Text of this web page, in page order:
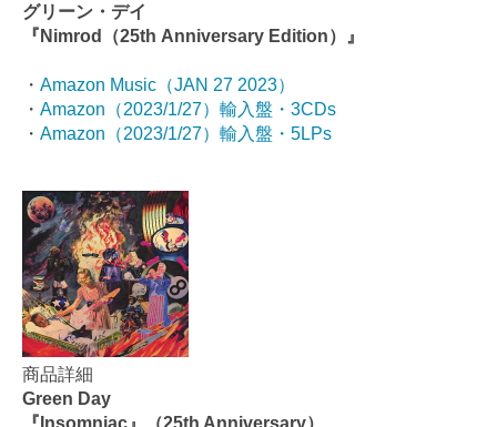
グリーン・デイ
『Nimrod（25th Anniversary Edition）』
・ Amazon Music（JAN 27 2023）
・ Amazon（2023/1/27）輸入盤・3CDs
・ Amazon（2023/1/27）輸入盤・5LPs
商品詳細
Green Day
『Insomniac』（25th Anniversary）